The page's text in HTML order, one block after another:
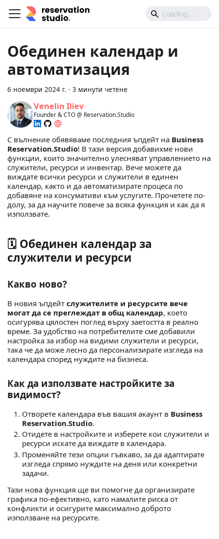
Обединен календар и
автоматизация
6 ноември 2024 г. · 3 минути четене
Venelin Iliev
Founder & CTO @ Reservation.Studio
С вълнение обявяваме последния ъпдейт на Business
Reservation.Studio! В тази версия добавихме нови
функции, които значително улесняват управлението на
служители, ресурси и инвентар. Вече можете да
виждате всички ресурси и служители в единен
календар, както и да автоматизирате процеса по
добавяне на консумативи към услугите. Прочетете по-
долу, за да научите повече за всяка функция и как да я
използвате.
🗓️ Обединен календар за
служители и ресурси
Какво ново?
В новия ъпдейт служителите и ресурсите вече
могат да се преглеждат в общ календар, което
осигурява цялостен поглед върху заетостта в реално
време. За удобство на потребителите сме добавили
настройка за избор на видими служители и ресурси,
така че да може лесно да персонализирате изгледа на
календара според нуждите на бизнеса.
Как да използвате настройките за
видимост?
Отворете календара във вашия акаунт в Business
Reservation.Studio.
Отидете в настройките и изберете кои служители и
ресурси искате да виждате в календара.
Променяйте тези опции гъвкаво, за да адаптирате
изгледа спрямо нуждите на деня или конкретни
задачи.
Тази нова функция ще ви помогне да организирате
графика по-ефективно, като намалите риска от
конфликти и осигурите максимално доброто
използване на ресурсите.